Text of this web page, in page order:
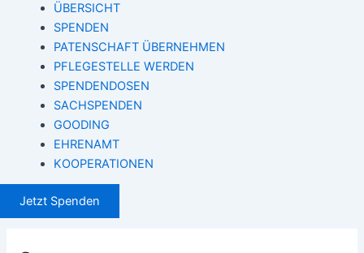
ÜBERSICHT
SPENDEN
PATENSCHAFT ÜBERNEHMEN
PFLEGESTELLE WERDEN
SPENDENDOSEN
SACHSPENDEN
GOODING
EHRENAMT
KOOPERATIONEN
Jetzt Spenden